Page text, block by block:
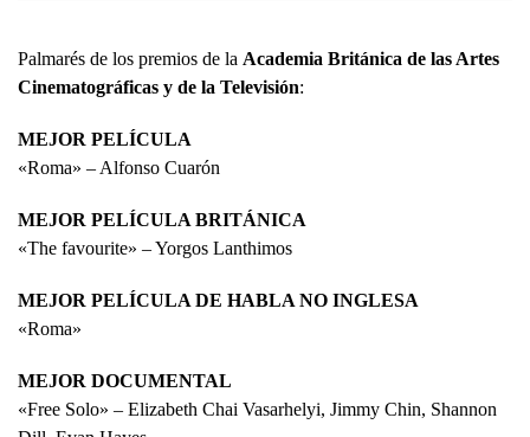
Palmarés de los premios de la Academia Británica de las Artes
Cinematográficas y de la Televisión:
MEJOR PELÍCULA
«Roma» – Alfonso Cuarón
MEJOR PELÍCULA BRITÁNICA
«The favourite» – Yorgos Lanthimos
MEJOR PELÍCULA DE HABLA NO INGLESA
«Roma»
MEJOR DOCUMENTAL
«Free Solo» – Elizabeth Chai Vasarhelyi, Jimmy Chin, Shannon